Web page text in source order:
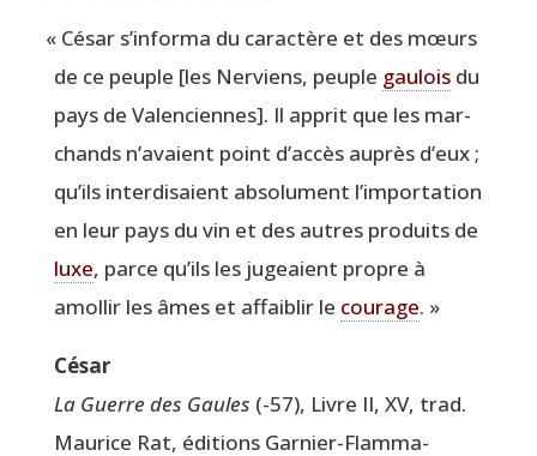
« César s’informa du carac­tère et des mœurs
de ce peuple [les Ner­viens, peuple gau­loisdu
pays de Valen­ciennes]. Il apprit que les mar­
chands n’a­vaient point d’ac­cès auprès d’eux ;
qu’ils inter­di­saient abso­lu­ment l’im­por­ta­tion
en leur pays du vin et des autres pro­duits de
luxe, parce qu’ils les jugeaient propre à
amol­lir les âmes et affai­blir le cou­rage. »
César
La Guerre des Gaules (-57), Livre II, XV, trad.
Mau­rice Rat, édi­tions Gar­nier-Flam­ma­